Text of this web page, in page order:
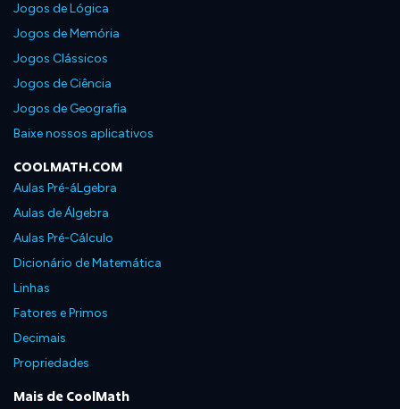
Jogos de Lógica
Jogos de Memória
Jogos Clássicos
Jogos de Ciência
Jogos de Geografia
Baixe nossos aplicativos
COOLMATH.COM
Aulas Pré-áLgebra
Aulas de Álgebra
Aulas Pré-Cálculo
Dicionário de Matemática
Linhas
Fatores e Primos
Decimais
Propriedades
Mais de CoolMath